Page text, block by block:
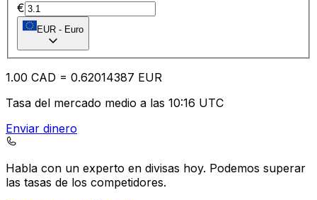
€
EUR - Euro
1.00 CAD = 0.62014387 EUR
Tasa del mercado medio a las 10:16 UTC
Enviar dinero
Habla con un experto en divisas hoy. Podemos superar
las tasas de los competidores.